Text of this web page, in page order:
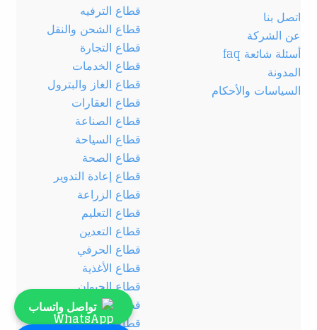
اتصل بنا
عن الشركة
أسئلة شائعة faq
المدونة
السياسات والأحكام
قطاع الترفيه
قطاع الشحن والنقل
قطاع التجارة
قطاع الخدمات
قطاع الغاز والبترول
قطاع العقارات
قطاع الصناعة
قطاع السياحة
قطاع الصحة
قطاع إعادة التدوير
قطاع الزراعة
قطاع التعليم
قطاع التعدين
قطاع الحرفي
قطاع الأغذية
قطاع الحيوان
قطاع الصناعات الكيميائية
قطاع الطاقة
تواصل واتساب